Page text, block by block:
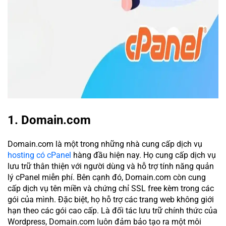
1. Domain.com
Domain.com là một trong những nhà cung cấp dịch vụ
hosting có cPanel hàng đầu hiện nay. Họ cung cấp dịch vụ
lưu trữ thân thiện với người dùng và hỗ trợ tính năng quản
lý cPanel miễn phí. Bên cạnh đó, Domain.com còn cung
cấp dịch vụ tên miền và chứng chỉ SSL free kèm trong các
gói của mình. Đặc biệt, họ hỗ trợ các trang web không giới
hạn theo các gói cao cấp. Là đối tác lưu trữ chính thức của
Wordpress, Domain.com luôn đảm bảo tạo ra một môi